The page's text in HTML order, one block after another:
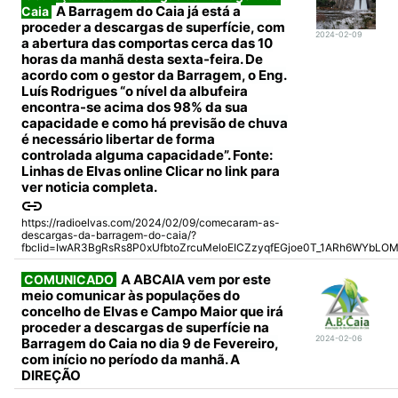
Caia A Barragem do Caia já está a
proceder a descargas de superfície, com
a abertura das comportas cerca das 10
horas da manhã desta sexta-feira. De
acordo com o gestor da Barragem, o Eng.
Luís Rodrigues “o nível da albufeira
encontra-se acima dos 98% da sua
capacidade e como há previsão de chuva
é necessário libertar de forma
controlada alguma capacidade”. Fonte:
Linhas de Elvas online Clicar no link para
ver noticia completa.
https://radioelvas.com/2024/02/09/comecaram-as-
descargas-da-barragem-do-caia/?
2024-02-09
COMUNICADO A ABCAIA vem por este
meio comunicar às populações do
concelho de Elvas e Campo Maior que irá
proceder a descargas de superfície na
Barragem do Caia no dia 9 de Fevereiro,
com início no período da manhã. A
DIREÇÃO
2024-02-06